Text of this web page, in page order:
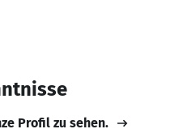
Profil zu sehen.